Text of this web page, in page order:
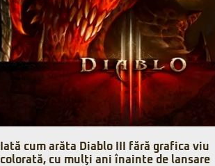
Iată cum arăta Diablo III fără grafica viu
colorată, cu mulţi ani înainte de lansare